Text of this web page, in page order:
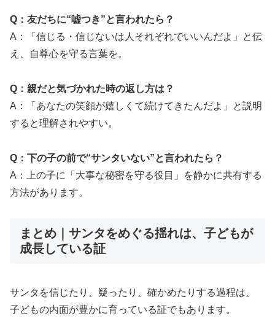
Q：友だちに“嘘つき”と言われたら？
A：「信じる・信じないは人それぞれでいいんだよ」と伝
え、自尊心を守る言葉を。
Q：親だと気づかれた時の返し方は？
A：「あなたの笑顔が嬉しくて続けてきたんだよ」と説明
すると理解されやすい。
Q：下の子の前で“サンタいない”と言われたら？
A：上の子に「大事な秘密を守る役目」を静かに共有する
方法があります。
まとめ｜サンタをめぐる揺れは、子どもが
成長している証
サンタを信じたり、疑ったり、確かめたりする過程は、
子どもの内面が豊かに育っている証でもあります。